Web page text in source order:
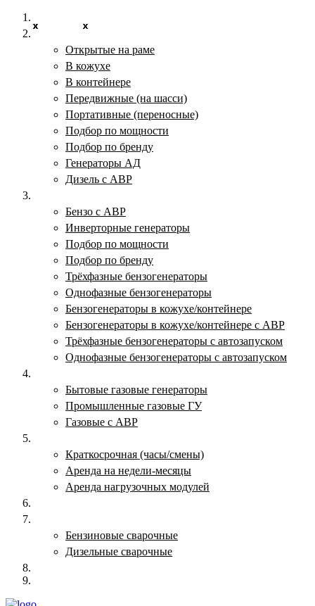
Открытые на раме
В кожухе
В контейнере
Передвижные (на шасси)
Портативные (переносные)
Подбор по мощности
Подбор по бренду
Генераторы АД
Дизель с АВР
Бензо с АВР
Инверторные генераторы
Подбор по мощности
Подбор по бренду
Трёхфазные бензогенераторы
Однофазные бензогенераторы
Бензогенераторы в кожухе/контейнере
Бензогенераторы в кожухе/контейнере с АВР
Трёхфазные бензогенераторы с автозапуском
Однофазные бензогенераторы с автозапуском
Бытовые газовые генераторы
Промышленные газовые ГУ
Газовые с АВР
Краткосрочная (часы/смены)
Аренда на недели-месяцы
Аренда нагрузочных модулей
Бензиновые сварочные
Дизельные сварочные
x x
x
x x
x
x x
x
x x
x
x x
x
x x
x
x x
x
x x
x